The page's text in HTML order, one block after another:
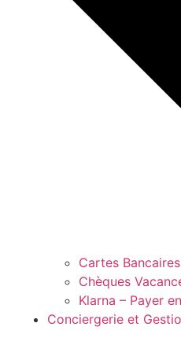
Cartes
Chèques
Klarna – Payer
Conciergerie et